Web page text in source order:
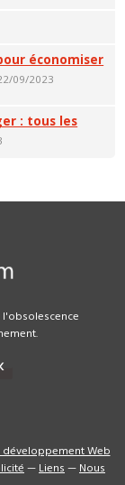
économiser
09/2023
: tous les
Web
—Liens—Nous